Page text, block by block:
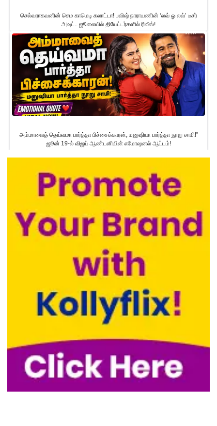
செல்வராகவனின் செம காமெடி கலாட்டா! பவிஷ் நாராயணின் ‘லவ் ஓ லவ்’ டீசர்
அவுட்.. ஜூலையில் தியேட்டர்களில் ரிலீஸ்!
அம்மாவைத் தெய்வமா பார்த்தா பிச்சைக்காரன், மனுஷியா பார்த்தா நூறு சாமி!”
ஜூன் 19-ல் விஜய் ஆண்டனியின் எமோஷனல் ஆட்டம்!